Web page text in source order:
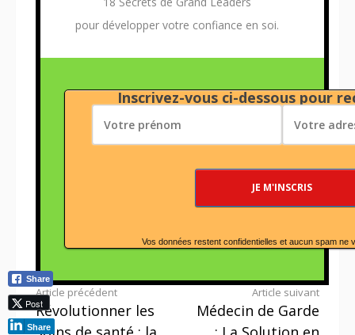
pour développer votre confiance en soi.
Inscrivez-vous ci-dessous pour
Vos données restent confidentielles et aucun spam ne
Lire
la
Article précédent
Révolutionner les
Article suivant
Médecin de Garde
Share
Post
Share